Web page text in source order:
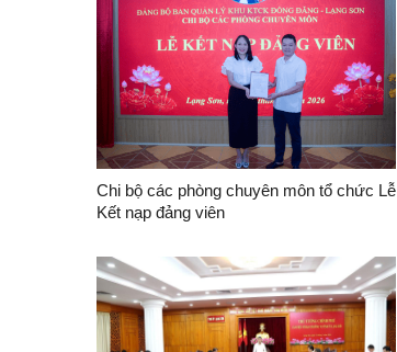
Chi bộ các phòng chuyên môn tổ chức Lễ
Kết nạp đảng viên